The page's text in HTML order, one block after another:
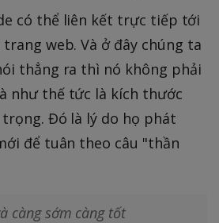
có thể liên kết trực tiếp tới
web. Và ở đây chúng ta
thẳng ra thì nó không phải
như thế tức là kích thước
Đó là lý do họ phát
để tuân theo câu "thần
càng sớm càng tốt